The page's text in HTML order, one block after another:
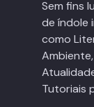
Sem fins
de índole
como
Tutoriais